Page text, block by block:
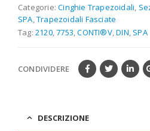
Categorie:Cinghie Trapezoidali
SPA ,Trapezoidali Fasciate
Tag: 2120,7753 ,CONTI®V,DIN SPA
CONDIVIDERE
DESCRIZIONE